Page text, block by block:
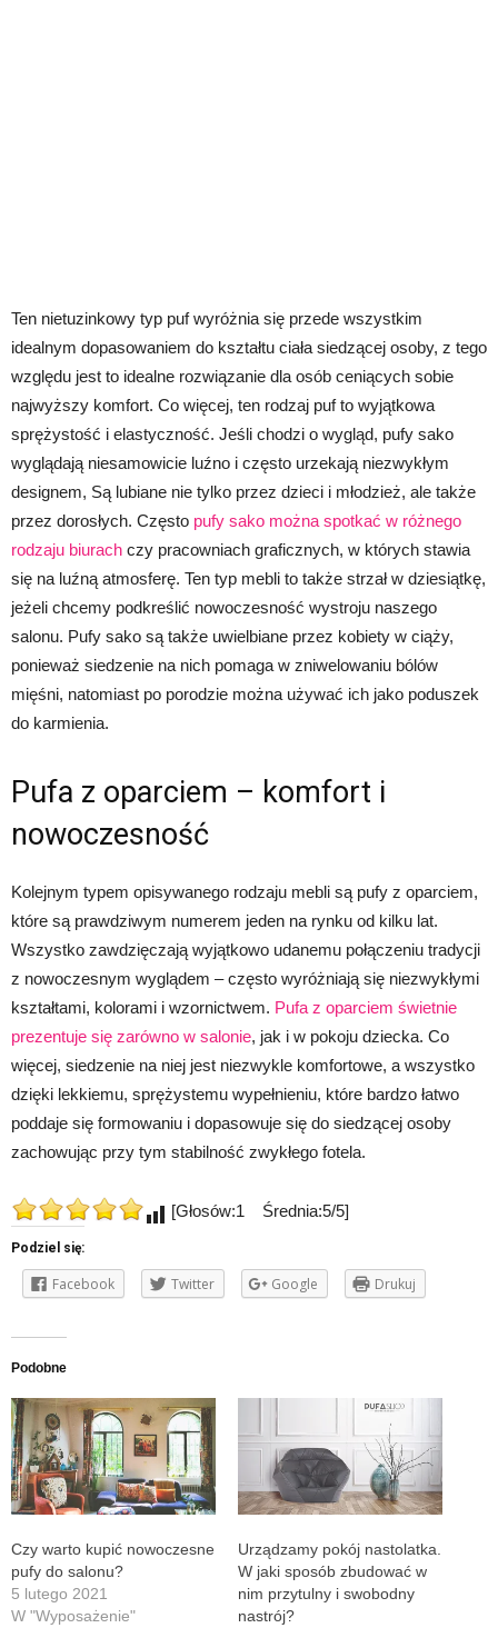
Ten nietuzinkowy typ puf wyróżnia się przede wszystkim
idealnym dopasowaniem do kształtu ciała siedzącej osoby, z tego
względu jest to idealne rozwiązanie dla osób ceniących sobie
najwyższy komfort. Co więcej, ten rodzaj puf to wyjątkowa
sprężystość i elastyczność. Jeśli chodzi o wygląd, pufy sako
wyglądają niesamowicie luźno i często urzekają niezwykłym
designem, Są lubiane nie tylko przez dzieci i młodzież, ale także
przez dorosłych. Często pufy sako można spotkać w różnego
rodzaju biurach czy pracowniach graficznych, w których stawia
się na luźną atmosferę. Ten typ mebli to także strzał w dziesiątkę,
jeżeli chcemy podkreślić nowoczesność wystroju naszego
salonu. Pufy sako są także uwielbiane przez kobiety w ciąży,
ponieważ siedzenie na nich pomaga w zniwelowaniu bólów
mięśni, natomiast po porodzie można używać ich jako poduszek
do karmienia.
Pufa z oparciem – komfort i
nowoczesność
Kolejnym typem opisywanego rodzaju mebli są pufy z oparciem,
które są prawdziwym numerem jeden na rynku od kilku lat.
Wszystko zawdzięczają wyjątkowo udanemu połączeniu tradycji
z nowoczesnym wyglądem – często wyróżniają się niezwykłymi
kształtami, kolorami i wzornictwem. Pufa z oparciem świetnie
prezentuje się zarówno w salonie, jak i w pokoju dziecka. Co
więcej, siedzenie na niej jest niezwykle komfortowe, a wszystko
dzięki lekkiemu, sprężystemu wypełnieniu, które bardzo łatwo
poddaje się formowaniu i dopasowuje się do siedzącej osoby
zachowując przy tym stabilność zwykłego fotela.
[Głosów:1 Średnia:5/5]
Podziel się:
Facebook Twitter Google Drukuj
Podobne
Czy warto kupić nowoczesne
pufy do salonu?
5 lutego 2021
W "Wyposażenie"
Urządzamy pokój nastolatka.
W jaki sposób zbudować w
nim przytulny i swobodny
nastrój?